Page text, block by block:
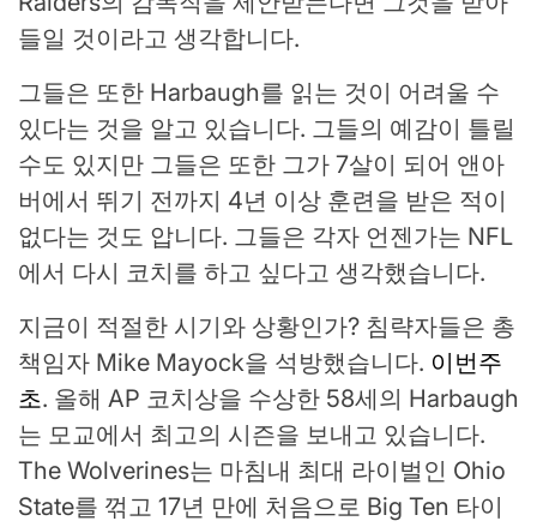
들일 것이라고 생각합니다.
그들은 또한 Harbaugh를 읽는 것이 어려울 수
있다는 것을 알고 있습니다. 그들의 예감이 틀릴
수도 있지만 그들은 또한 그가 7살이 되어 앤아
버에서 뛰기 전까지 4년 이상 훈련을 받은 적이
없다는 것도 압니다. 그들은 각자 언젠가는 NFL
에서 다시 코치를 하고 싶다고 생각했습니다.
지금이 적절한 시기와 상황인가? 침략자들은 총
책임자 Mike Mayock을 석방했습니다. 이번주
초. 올해 AP 코치상을 수상한 58세의 Harbaugh
는 모교에서 최고의 시즌을 보내고 있습니다.
The Wolverines는 마침내 최대 라이벌인 Ohio
State를 꺾고 17년 만에 처음으로 Big Ten 타이